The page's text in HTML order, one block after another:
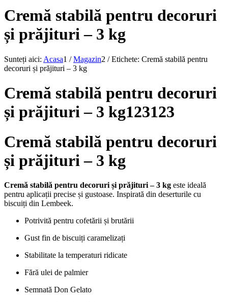
Cremă stabilă pentru decoruri
și prăjituri – 3 kg
Sunteți aici: Acasa1 / Magazin2 / Etichete: Cremă stabilă pentru
decoruri și prăjituri – 3 kg
Cremă stabilă pentru decoruri
și prăjituri – 3 kg123123
Cremă stabilă pentru decoruri
și prăjituri – 3 kg
Cremă stabilă pentru decoruri și prăjituri – 3 kg este ideală
pentru aplicații precise și gustoase. Inspirată din deserturile cu
biscuiți din Lembeek.
Potrivită pentru cofetării și brutării
Gust fin de biscuiți caramelizați
Stabilitate la temperaturi ridicate
Fără ulei de palmier
Semnată Don Gelato